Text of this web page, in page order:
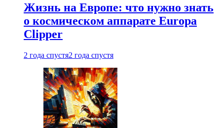
Жизнь на Европе: что нужно знать
о космическом аппарате Europa
Clipper
2 года спустя2 года спустя